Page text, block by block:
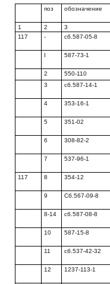
поз обозначение
1
2 3
117
- сб.587-05-8
I 587-73-1
2 550-110
3
сб.587-14-1
4 353-16-1
5 351-02
6 308-82-2
7 537-96-1
117 8 354-12
9 Сб.567-09-8
8-14 сб.587-08-8
10 587-15-8
11 сб.537-42-32
12 1237-113-1